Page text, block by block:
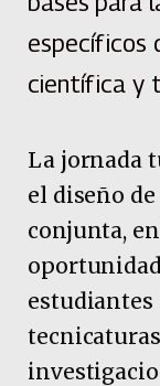
específicos
científica y
La jornada
el diseño
conjunta,
estudiantes